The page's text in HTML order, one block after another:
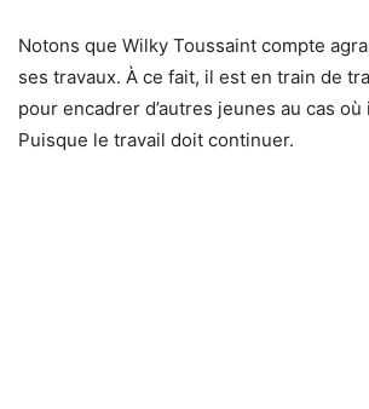
Notons que Wilky Toussaint compte
ses travaux. À ce fait, il est en train de
pour encadrer d’autres jeunes au cas où
Puisque le travail doit continuer.